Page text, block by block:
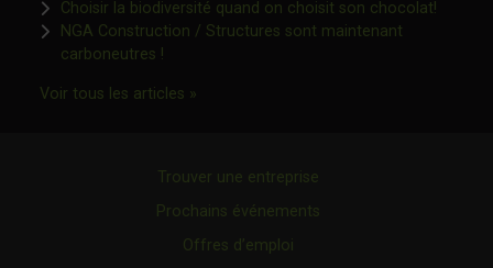
Choisir la biodiversité quand on choisit son chocolat!Ce lien
NGA Construction / Structures sont maintenant
carboneutres !Ce lien s'ouvrira dans une nouvelle fenêtre"
Voir tous les articles »Ce lien s'ouvrira dans une nouvelle
Trouver une entreprise
Prochains événements
Offres d’emploi